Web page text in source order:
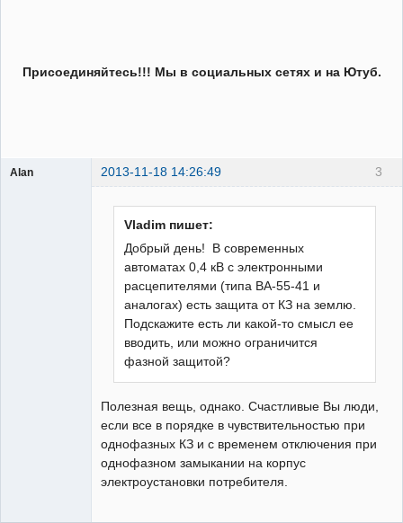
Присоединяйтесь!!! Мы в социальных сетях и на Ютуб.
3
Alan 2013-11-18 14:26:49
Vladim пишет:
Добрый день! В современных
автоматах 0,4 кВ с электронными
расцепителями (типа ВА-55-41 и
аналогах) есть защита от КЗ на землю.
Подскажите есть ли какой-то смысл ее
вводить, или можно ограничится
фазной защитой?
Полезная вещь, однако. Счастливые Вы люди,
если все в порядке в чувствительностью при
однофазных КЗ и с временем отключения при
однофазном замыкании на корпус
электроустановки потребителя.